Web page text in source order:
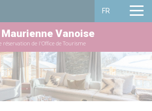
FR
Français
English
Vanoise
réservation de l'Office de Tourisme